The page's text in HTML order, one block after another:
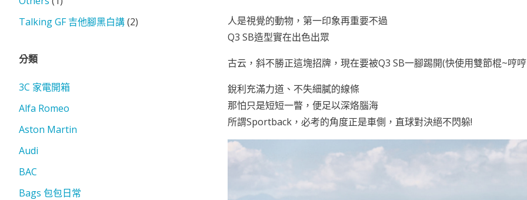
人是視覺的動物，第一印象再重要不過
Q3 SB造型實在出色出眾
古云，斜不勝正這塊招牌，現在要被Q3 SB一腳踢開(快使用雙節棍~哼
銳利充滿力道、不失細膩的線條
那怕只是短短一瞥，便足以深烙腦海
所謂Sportback，必考的角度正是車側，直球對決絕不閃躲!
Talking GF 吉他腳黑白講(2)
分類
3C 家電開箱
Alfa Romeo
Aston Martin
Audi
BAC
Bags 包包日常